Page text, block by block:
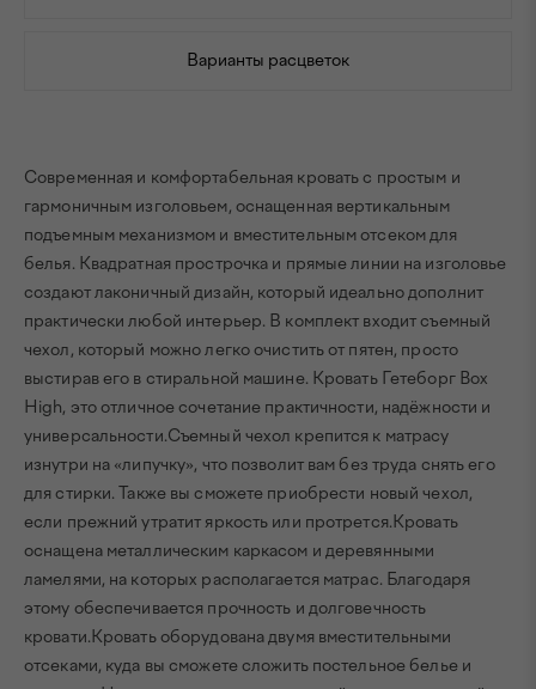
Варианты расцветок
Современная и комфортабельная кровать с простым и
гармоничным изголовьем, оснащенная вертикальным
подъемным механизмом и вместительным отсеком для
белья. Квадратная прострочка и прямые линии на изголовье
создают лаконичный дизайн, который идеально дополнит
практически любой интерьер. В комплект входит съемный
чехол, который можно легко очистить от пятен, просто
выстирав его в стиральной машине. Кровать Гетеборг Box
High, это отличное сочетание практичности, надёжности и
универсальности.Съемный чехол крепится к матрасу
изнутри на «липучку», что позволит вам без труда снять его
для стирки. Также вы сможете приобрести новый чехол,
если прежний утратит яркость или протрется.Кровать
оснащена металлическим каркасом и деревянными
ламелями, на которых располагается матрас. Благодаря
этому обеспечивается прочность и долговечность
кровати.Кровать оборудована двумя вместительными
отсеками, куда вы сможете сложить постельное белье и